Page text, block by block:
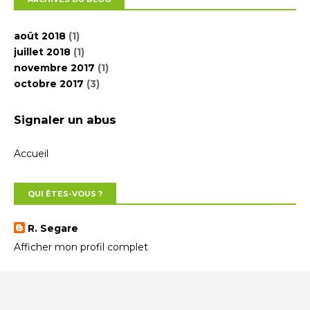
août 2018 (1)
juillet 2018 (1)
novembre 2017 (1)
octobre 2017 (3)
Signaler un abus
Accueil
QUI ÊTES-VOUS ?
R. Segare
Afficher mon profil complet